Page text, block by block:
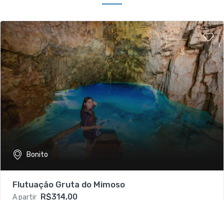
Bonito
Flutuação Gruta do Mimoso
A partir R$314,00